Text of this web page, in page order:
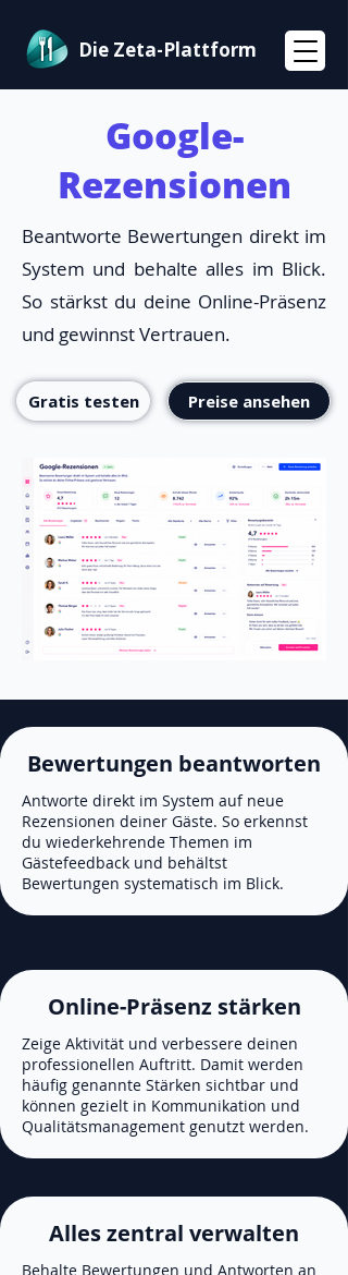
Die Zeta-Plattform
Google-
Rezensionen
Beantworte Bewertungen direkt im
System und behalte alles im Blick.
So stärkst du deine Online-Präsenz
und gewinnst Vertrauen.
Gratis testen Preise ansehen
Bewertungen beantworten
Antworte direkt im System auf neue
Rezensionen deiner Gäste. So erkennst
du wiederkehrende Themen im
Gästefeedback und behältst
Bewertungen systematisch im Blick.
Online-Präsenz stärken
Zeige Aktivität und verbessere deinen
professionellen Auftritt. Damit werden
häufig genannte Stärken sichtbar und
können gezielt in Kommunikation und
Qualitätsmanagement genutzt werden.
Alles zentral verwalten
Behalte Bewertungen und Antworten an